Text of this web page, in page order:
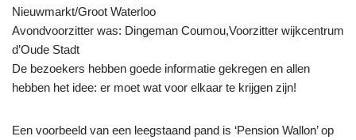
Nieuwmarkt/Groot Waterloo
Avondvoorzitter was: Dingeman Coumou,Voorzitter wijkcentrum
d’Oude Stadt
De bezoekers hebben goede informatie gekregen en allen
hebben het idee: er moet wat voor elkaar te krijgen zijn!
Een voorbeeld van een leegstaand pand is ‘Pension Wallon’ op